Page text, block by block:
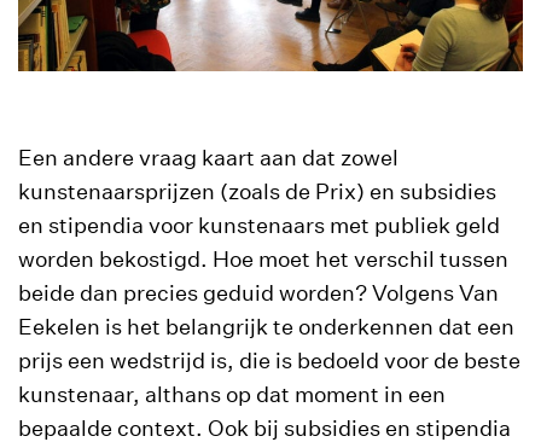
Een andere vraag kaart aan dat zowel
kunstenaarsprijzen (zoals de Prix) en subsidies
en stipendia voor kunstenaars met publiek geld
worden bekostigd. Hoe moet het verschil tussen
beide dan precies geduid worden? Volgens Van
Eekelen is het belangrijk te onderkennen dat een
prijs een wedstrijd is, die is bedoeld voor de beste
kunstenaar, althans op dat moment in een
bepaalde context. Ook bij subsidies en stipendia